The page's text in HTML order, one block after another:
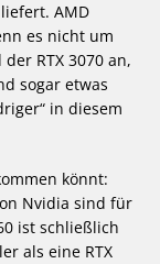
AMD
es nicht um
RTX 3070 an,
sogar etwas
in diesem
könnt:
Nvidia sind für
ist schließlich
als eine RTX